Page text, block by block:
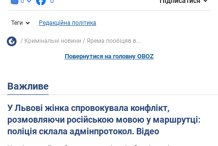
Теги Редакційна політика
Кримінальні новини Ярема пообіцяв в...
Повернутися на головну OBOZ
Важливе
У Львові жінка спровокувала конфлікт,
розмовляючи російською мовою у маршрутці:
поліція склала адмінпротокол. Відео